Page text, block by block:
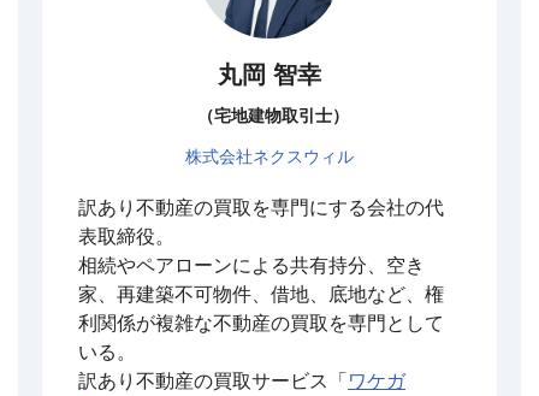
丸岡 智幸
（宅地建物取引士）
株式会社ネクスウィル
訳あり不動産の買取を専門にする会社の代
表取締役。
相続やペアローンによる共有持分、空き
家、再建築不可物件、借地、底地など、権
利関係が複雑な不動産の買取を専門として
いる。
訳あり不動産の買取サービス「 ワケガ